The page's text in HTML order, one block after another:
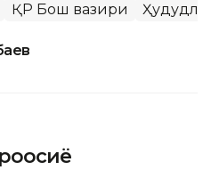
ҚР Бош вазири